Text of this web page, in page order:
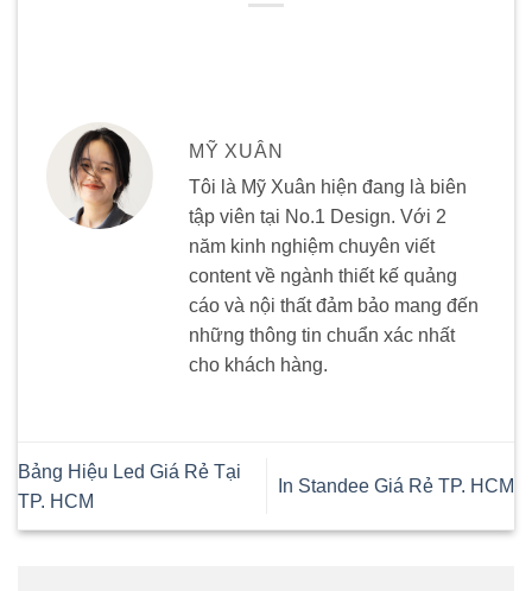
MỸ XUÂN
Tôi là Mỹ Xuân hiện đang là biên
tập viên tại No.1 Design. Với 2
năm kinh nghiệm chuyên viết
content về ngành thiết kế quảng
cáo và nội thất đảm bảo mang đến
những thông tin chuẩn xác nhất
cho khách hàng.
Bảng Hiệu Led Giá Rẻ Tại
TP. HCM
In Standee Giá Rẻ TP. HCM